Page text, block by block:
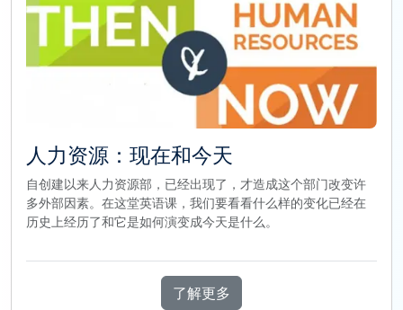
人力资源：现在和今天
自创建以来人力资源部，已经出现了，才造成这个部门改变许
多外部因素。在这堂英语课，我们要看看什么样的变化已经在
历史上经历了和它是如何演变成今天是什么。
了解更多